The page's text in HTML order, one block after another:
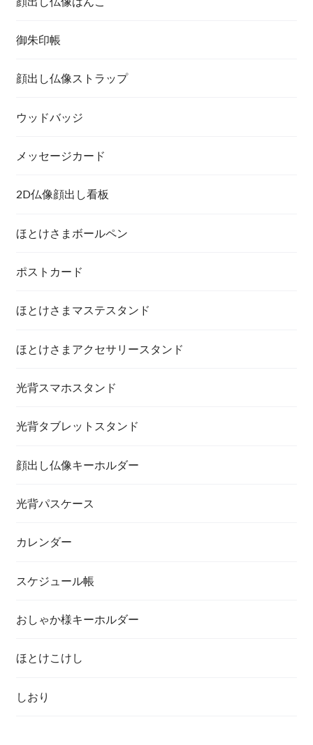
御朱印帳
顔出し仏像ストラップ
ウッドバッジ
メッセージカード
2D仏像顔出し看板
ほとけさまボールペン
ポストカード
ほとけさまマステスタンド
ほとけさまアクセサリースタンド
光背スマホスタンド
光背タブレットスタンド
顔出し仏像キーホルダー
光背パスケース
カレンダー
スケジュール帳
おしゃか様キーホルダー
ほとけこけし
しおり